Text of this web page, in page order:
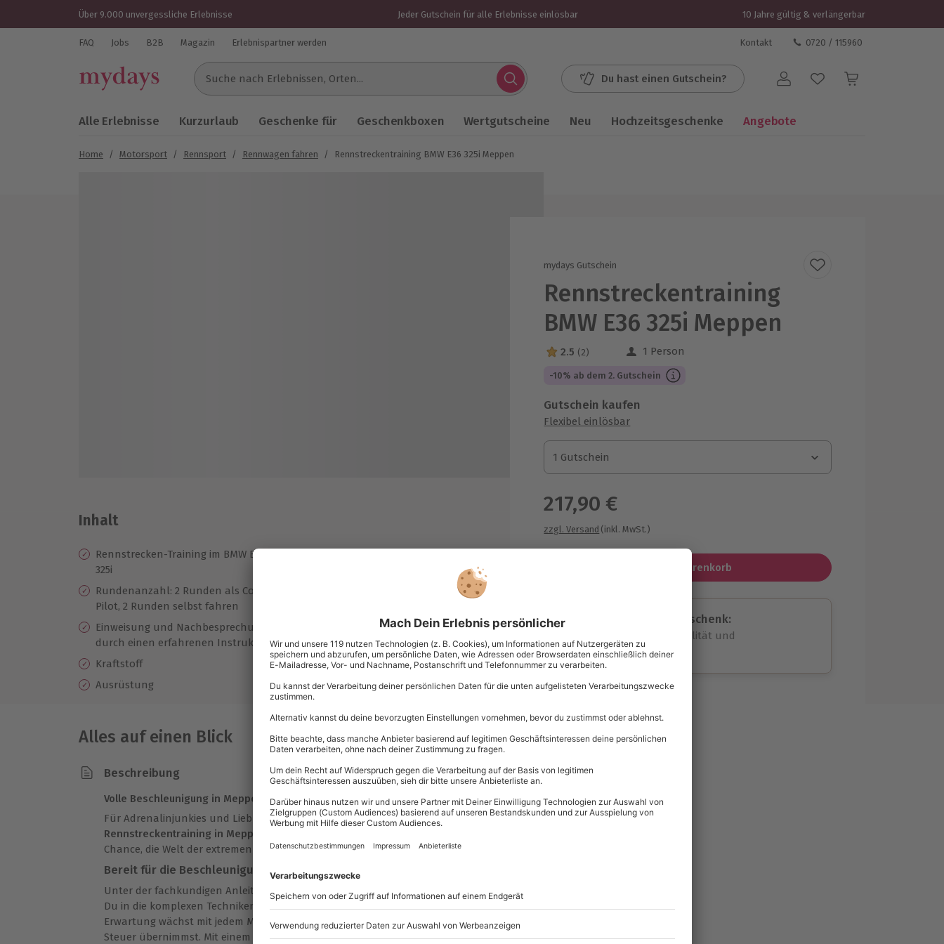
Über 9.000 unvergessliche Erlebnisse Jeder Gutschein für alle Erlebnisse einlösbar 10 Jahre gültig & verlängerbar
FAQ Jobs B2B Magazin Erlebnispartner werden Kontakt 0720 / 115960
Suche nach Erlebnissen...
Du hast einen Gutschein? Benutzerkonto
Alle Erlebnisse Kurzurlaub Geschenke für Geschenkboxen Wertgutscheine Neu Hochzeitsgeschenke Angebote
Home / Motorsport / Rennsport / Rennwagen fahren / Rennstreckentraining BMW E36 325i Meppen
mydays Gutschein
Rennstreckentraining
BMW E36 325i Meppen
2.5 Sterne von 5 aus 2 Bewertungen
2.5 (2) 1 Person
-10% ab dem 2. Gutschein
Gutschein kaufen
Flexibel einlösbar
1 Gutschein
1 Gutschein
1 Gutschein
217,90 €
zzgl. Versand (inkl. MwSt.)
In den Warenkorb
Immer das passende Geschenk:
Große Auswahl, volle Flexibilität und
maximale Sicherheit
Große Auswahl
Über 9.000 unvergessliche
Volle Flexibilität
einlösbar.
10 Jahre gültig & verlängerbar.
Inhalt
Rennstrecken-Training im BMW E36
325i
Rundenanzahl: 2 Runden als Co-
Pilot, 2 Runden selbst fahren
Einweisung und Nachbesprechung
durch einen erfahrenen Instruktor
Kraftstoff
Ausrüstung
Beschleunigung: von 0 auf 100 in 8,0
Höchstgeschwindigkeit: 230 km/h
Getriebe: H5
Alles auf einen Blick
Beschreibung
Volle Beschleunigung in Meppen
Für Adrenalinjunkies und Liebhaber schneller Fahrerlebnisse bietet das
Rennstreckentraining in Meppen
Chance, die Welt der extremen Beschleunigung zu entdecken.
Bereit für die Beschleunigung
Unter der fachkundigen Anleitung eines erfahrenen Rennfahrlehrers wirst
Du in die komplexen Techniken des Rennfahrens eingeführt. Deine
Erwartung wächst mit jedem Moment näher an die Zeit, zu der Du selbst das
Steuer übernimmst. Mit einem kraftvollen Druck auf das Gaspedal schnellt